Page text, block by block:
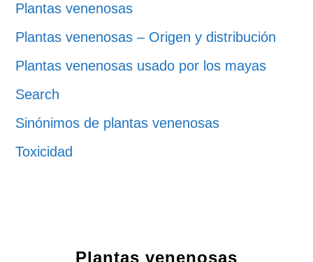
Plantas venenosas
Plantas venenosas – Origen y distribución
Plantas venenosas usado por los mayas
Search
Sinónimos de plantas venenosas
Toxicidad
Plantas venenosas